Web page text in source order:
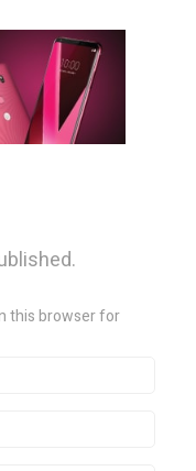
this browser for